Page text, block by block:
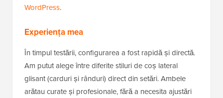
WordPress.
Experiența mea
În timpul testării, configurarea a fost rapidă și directă.
Am putut alege între diferite stiluri de coș lateral
glisant (carduri și rânduri) direct din setări. Ambele
arătau curate și profesionale, fără a necesita ajustări